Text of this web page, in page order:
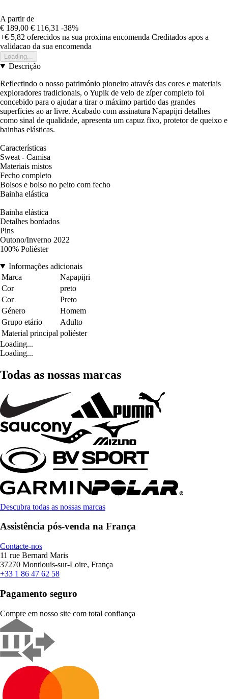
A partir de
€ 189,00 € 116,31 -38%
+€ 5,82 oferecidos na sua proxima encomenda Creditados apos a
validacao da sua encomenda
Loading...
Descrição
Reflectindo o nosso património pioneiro através das cores e materiais
exploradores tradicionais, o Yupik de velo de zíper completo foi
concebido para o ajudar a tirar o máximo partido das grandes
superfícies ao ar livre. Acabado com assinatura Napapijri detalhes
como sinal de qualidade, apresenta um capuz fixo, protetor de queixo e
bainhas elásticas.
Características
Sweat - Camisa
Materiais mistos
Fecho completo
Bolsos e bolso no peito com fecho
Bainha elástica
Bainha elástica
Detalhes bordados
Pins
Outono/Inverno 2022
100% Poliéster
Informações adicionais
Marca
Napapijri
Cor
preto
Cor
Preto
Género
Homem
Grupo etário
Adulto
Material principal poliéster
Loading...
Loading...
Todas as nossas marcas
Descubra todas as nossas marcas
Assistência pós-venda na França
Contacte-nos
11 rue Bernard Maris
37270 Montlouis-sur-Loire, França
+33 1 86 47 62 58
Pagamento seguro
Compre em nosso site com total confiança